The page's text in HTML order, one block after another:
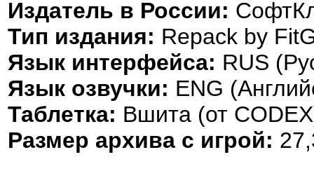
Издатель в России:
Тип издания: Repack by
Язык интерфейса: RUS
Язык озвучки: ENG
Таблетка: Вшита (от
Размер архива с игрой: